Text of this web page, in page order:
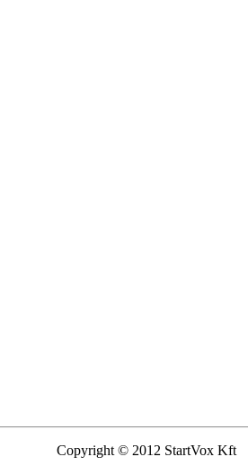
Copyright © 2012 StartVox Kft